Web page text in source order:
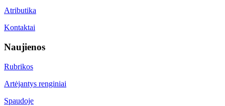
Atributika
Kontaktai
Naujienos
Rubrikos
Artėjantys renginiai
Spaudoje